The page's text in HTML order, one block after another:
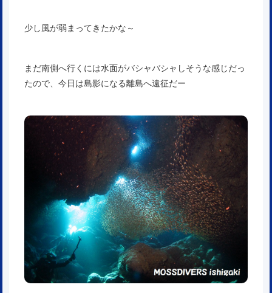
少し風が弱まってきたかな～
まだ南側へ行くには水面がバシャバシャしそうな感じだっ
たので、今日は島影になる離島へ遠征だー